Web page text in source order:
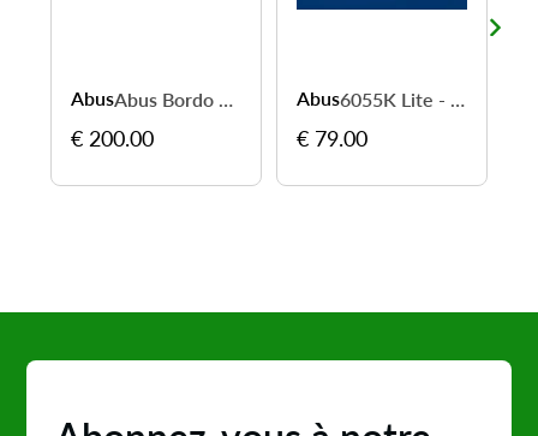
Abus Abus Bordo 6000KA Alarm Big - protégez votre vélo efficacement
€ 200.00
Abus 6055K Lite - léger, rapide et pratique en ville
€ 79.00